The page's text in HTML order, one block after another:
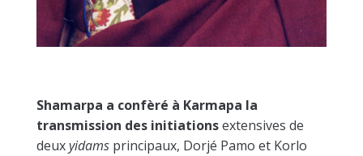
Shamarpa a confèré à Karmapa la
transmission des initiationsextensives de
deuxyidamsprincipaux, Dorjé Pamo et Korlo